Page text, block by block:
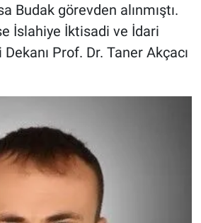
Budak görevden alınmıştı.
İslahiye İktisadi ve İdari
Prof. Dr. Taner Akçacı